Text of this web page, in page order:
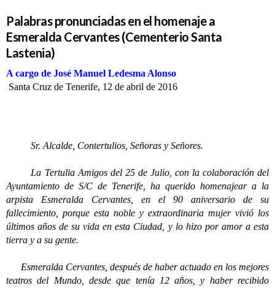
Palabras pronunciadas en el homenaje a
Esmeralda Cervantes (Cementerio Santa
Lastenia)
A cargo de José Manuel Ledesma Alonso
Santa Cruz de Tenerife, 12 de abril de 2016
Sr. Alcalde, Contertulios, Señoras y Señores.
La Tertulia Amigos del 25 de Julio, con la colaboración del
Ayuntamiento de S/C de Tenerife, ha querido homenajear a la
arpista Esmeralda Cervantes, en el 90 aniversario de su
fallecimiento, porque esta noble y extraordinaria mujer vivió los
últimos años de su vida en esta Ciudad, y lo hizo por amor a esta
tierra y a su gente.
Esmeralda Cervantes, después de haber actuado en los mejores
teatros del Mundo, desde que tenía 12 años, y haber recibido